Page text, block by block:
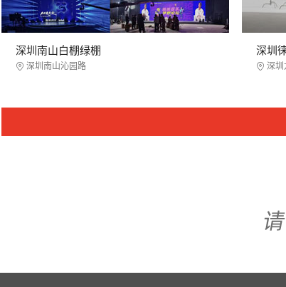
深圳南山白棚绿棚
深圳南山沁园路
深圳
深圳